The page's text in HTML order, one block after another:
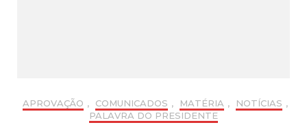
APROVAÇÃO , COMUNICADOS , MATÉRIA , NOTÍCIAS ,
PALAVRA DO PRESIDENTE